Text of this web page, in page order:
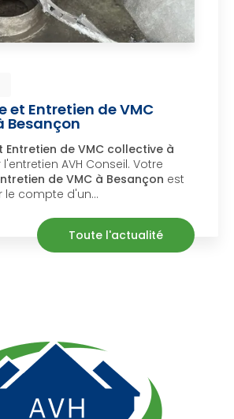
de VMC
de VMC collective à
AVH Conseil. Votre
VMC à Besançonest
d'un…
Toute l'actualité